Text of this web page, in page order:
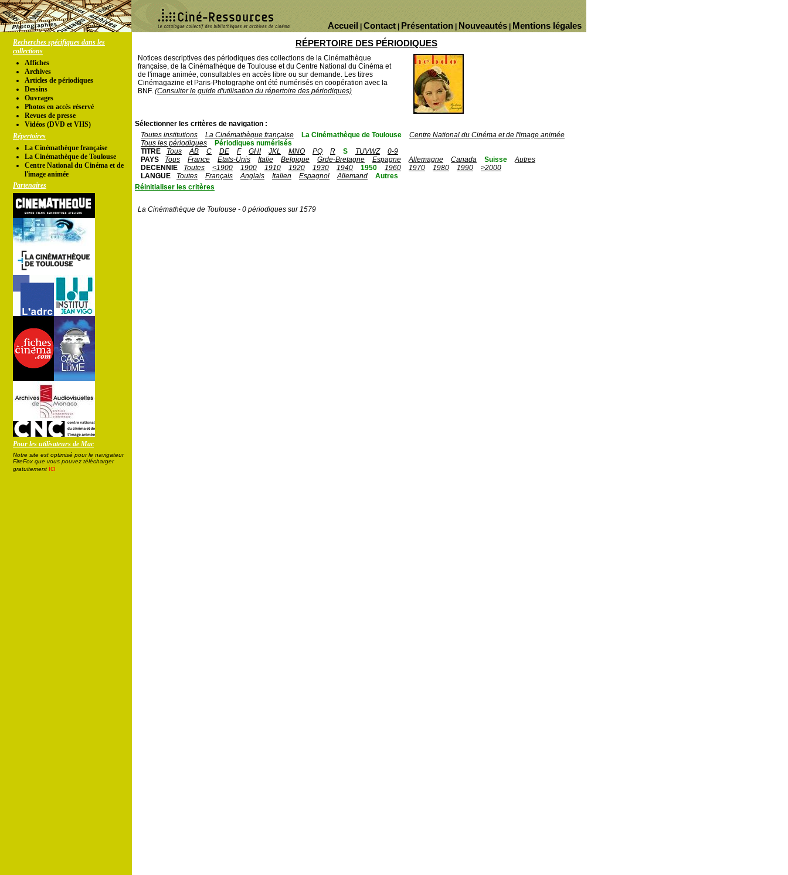
Mentions légales
Nouveautés
Présentation
Contact
Accueil
Recherches spécifiques dans les
collections
Affiches
Archives
Articles de périodiques
Dessins
Ouvrages
Photos en accés réservé
Revues de presse
Vidéos (DVD et VHS)
Répertoires
La Cinémathèque française
La Cinémathèque de Toulouse
Centre National du Cinéma et de
l'image animée
Partenaires
Pour les utilisateurs de Mac
Notre site est optimisé pour le navigateur
FireFox que vous pouvez télécharger
gratuitement ici
RÉPERTOIRE DES PÉRIODIQUES
Notices descriptives des périodiques des collections de la Cinémathèque
française, de la Cinémathèque de Toulouse et du Centre National du Cinéma et
de l'image animée, consultables en accès libre ou sur demande. Les titres
Cinémagazine et Paris-Photographe ont été numérisés en coopération avec la
BNF. (Consulter le guide d'utilisation du répertoire des périodiques)
Sélectionner les critères de navigation :
Toutes institutions
La Cinémathèque française La Cinémathèque de Toulouse
Centre National du Cinéma et de l'image animée
Tous les périodiques
Périodiques numérisés
TITRE
Tous AB C DE F GHI JKL MNO PQ R S TUVWZ
0-9
PAYS
Tous France Etats-Unis Italie Belgique Grde-Bretagne Espagne Allemagne Canada Suisse
Autres
DECENNIE
Toutes <1900 1900 1910 1920 1930 1940 1950 1960 1970 1980 1990
>2000
LANGUE
Toutes Français Anglais Italien Espagnol Allemand
Autres
Réinitialiser les critères
La Cinémathèque de Toulouse - 0 périodiques sur 1579